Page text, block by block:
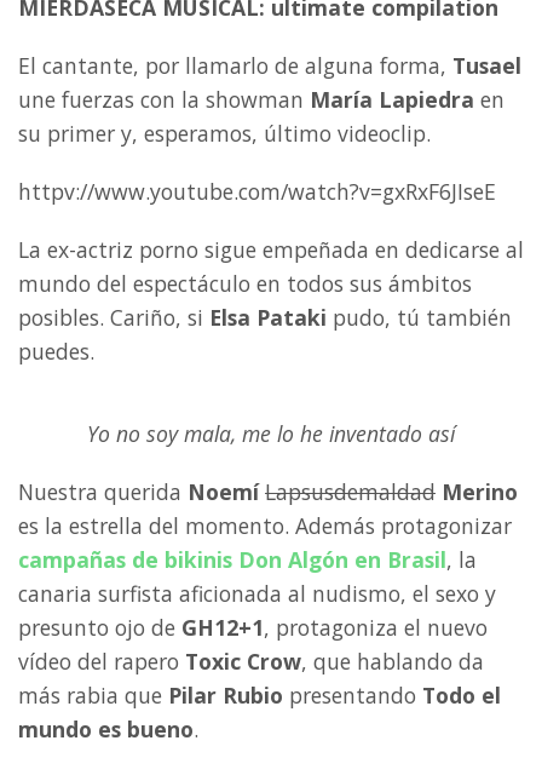
MIERDASECA MUSICAL: ultimate compilation
El cantante, por llamarlo de alguna forma, Tusael
une fuerzas con la showman María Lapiedra en
su primer y, esperamos, último videoclip.
httpv://www.youtube.com/watch?v=gxRxF6JIseE
La ex-actriz porno sigue empeñada en dedicarse al
mundo del espectáculo en todos sus ámbitos
posibles. Cariño, si Elsa Pataki pudo, tú también
puedes.
Yo no soy mala, me lo he inventado así
Nuestra querida NoemíLapsusdemaldad Merino
es la estrella del momento. Además protagonizar
campañas de bikinis Don Algón en Brasil, la
canaria surfista aficionada al nudismo, el sexo y
presunto ojo de GH12+1, protagoniza el nuevo
vídeo del rapero Toxic Crow, que hablando da
más rabia que Pilar Rubio presentando Todo el
mundo es bueno.